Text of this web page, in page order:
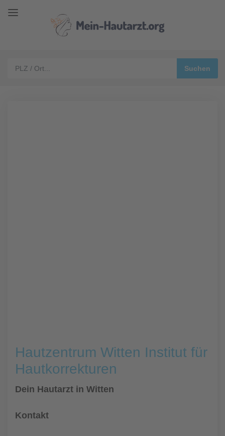
Hautzentrum Witten Institut für
Hautkorrekturen
Dein Hautarzt in Witten
Kontakt